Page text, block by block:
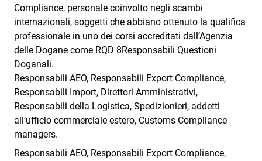
Compliance, personale coinvolto negli scambi
internazionali, soggetti che abbiano ottenuto la qualifica
professionale in uno dei corsi accreditati dall’Agenzia
delle Dogane come RQD 8Responsabili Questioni
Doganali.
Responsabili AEO, Responsabili Export Compliance,
Responsabili Import, Direttori Amministrativi,
Responsabili della Logistica, Spedizionieri, addetti
all’ufficio commerciale estero, Customs Compliance
managers.
Responsabili AEO, Responsabili Export Compliance,